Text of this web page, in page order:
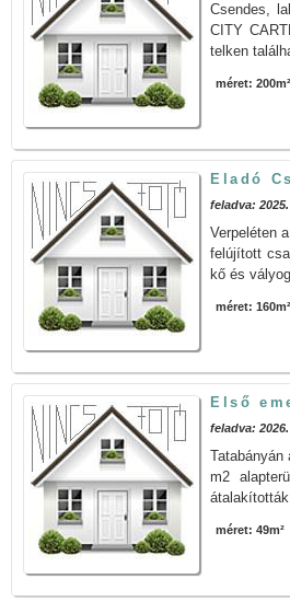
Csendes,
CITY
telken
méret: 200m²
Eladó
feladva:
Verpeléten
felújított
kő és
méret: 160m²
Első
feladva:
m2
méret: 49m²